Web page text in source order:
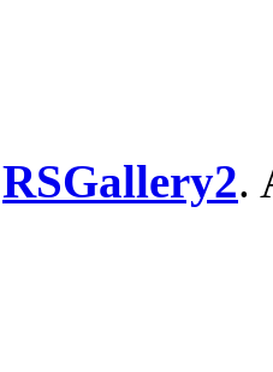
RSGallery2.